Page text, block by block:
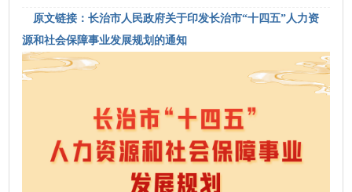
原文链接：长治市人民政府关于印发长治市“十四五”人力资
源和社会保障事业发展规划的通知